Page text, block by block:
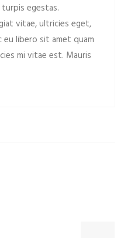
egestas.
vitae, ultricies eget,
libero sit amet quam
mi vitae est. Mauris